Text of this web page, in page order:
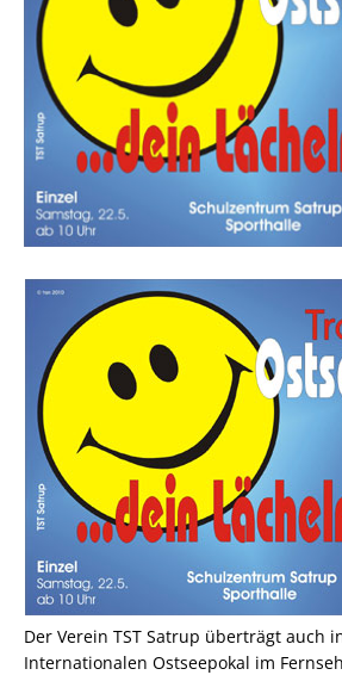
Der Verein TST Satrup überträgt auch
Internationalen Ostseepokal im